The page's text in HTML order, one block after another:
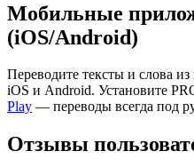
Мобильные
(iOS/Android)
Переводите тексты и слова из
iOS и Android. Установите
Play — переводы всегда под
Отзывы